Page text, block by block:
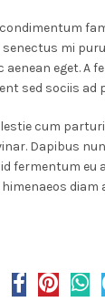
mi
aenean eget. A
sed sociis ad
cum
Dapibus
fermentum eu
diam